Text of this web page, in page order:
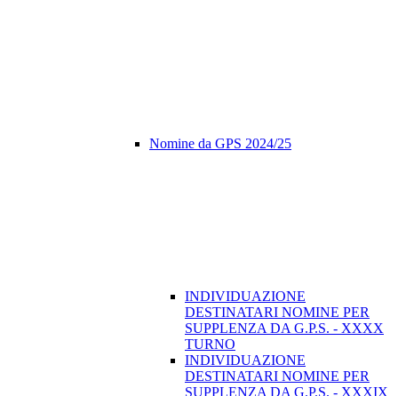
Nomine da GPS 2024/25
INDIVIDUAZIONE
DESTINATARI NOMINE PER
SUPPLENZA DA G.P.S. - XXXX
TURNO
INDIVIDUAZIONE
DESTINATARI NOMINE PER
SUPPLENZA DA G.P.S. - XXXIX